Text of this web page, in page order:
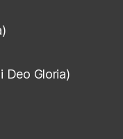
Deo Gloria)